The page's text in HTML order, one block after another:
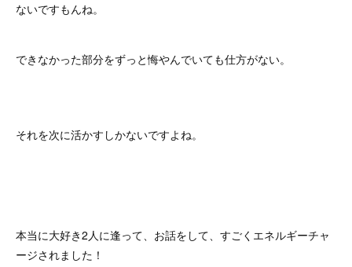
ないですもんね。
できなかった部分をずっと悔やんでいても仕方がない。
それを次に活かすしかないですよね。
本当に大好き2人に逢って、お話をして、すごくエネルギーチャ
ージされました！